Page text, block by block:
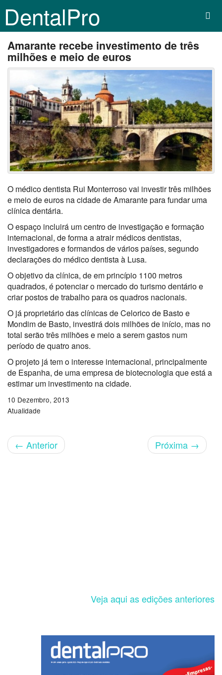
DentalPro
Amarante recebe investimento de três
milhões e meio de euros
O médico dentista Rui Monterroso vai investir três milhões
e meio de euros na cidade de Amarante para fundar uma
clínica dentária.
O espaço incluirá um centro de investigação e formação
internacional, de forma a atrair médicos dentistas,
investigadores e formandos de vários países, segundo
declarações do médico dentista à Lusa.
O objetivo da clínica, de em princípio 1100 metros
quadrados, é potenciar o mercado do turismo dentário e
criar postos de trabalho para os quadros nacionais.
O já proprietário das clínicas de Celorico de Basto e
Mondim de Basto, investirá dois milhões de início, mas no
total serão três milhões e meio a serem gastos num
período de quatro anos.
O projeto já tem o interesse internacional, principalmente
de Espanha, de uma empresa de biotecnologia que está a
estimar um investimento na cidade.
10 Dezembro, 2013
Atualidade
← Anterior Próxima →
Veja aqui as edições anteriores